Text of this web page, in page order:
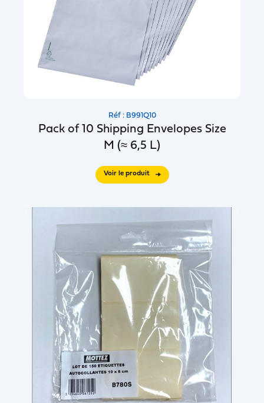
Réf : B991Q10
Pack of 10 Shipping Envelopes Size
M (≈ 6,5 L)
Voir le produit